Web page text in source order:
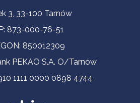
3, 33-100 Tarnów
873-000-76-51
850012309
PEKAO S.A. O/Tarnów
1111 0000 0898 4744